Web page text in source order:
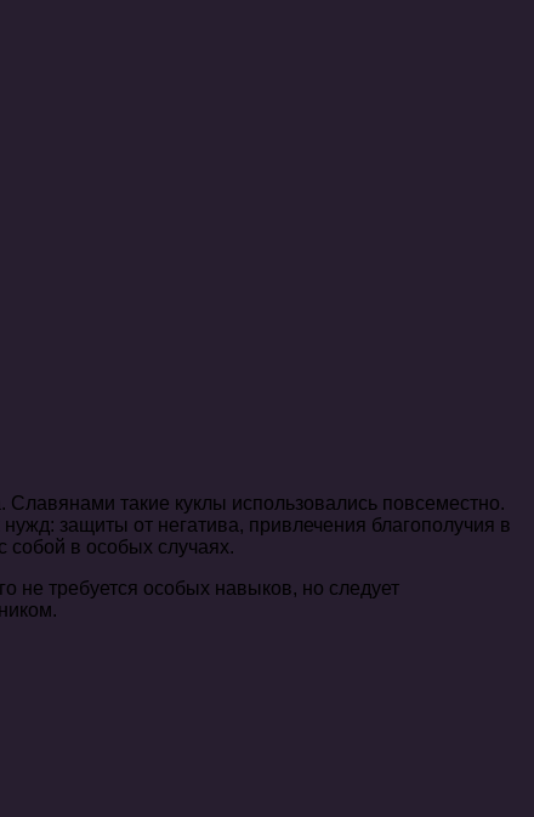
такие куклы использовались повсеместно.
защиты от негатива, привлечения благополучия в
собой в особых случаях.
не требуется особых навыков, но следует